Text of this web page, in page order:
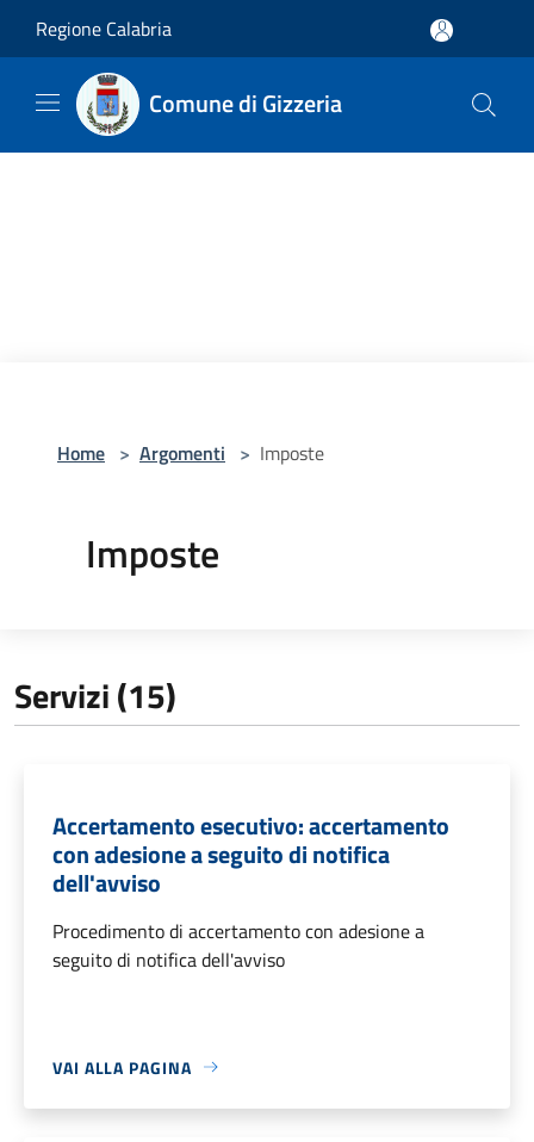
Regione Calabria
Comune di Gizzeria
Home > Argomenti > Imposte
Imposte
Servizi (15)
Accertamento esecutivo: accertamento
con adesione a seguito di notifica
dell'avviso
Procedimento di accertamento con adesione a
seguito di notifica dell'avviso
VAI ALLA PAGINA